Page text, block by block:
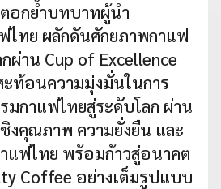
ตอกย้ำบทบาทผู้นำ
ไทย ผลักดันศักยภาพกาแฟ
ผ่าน Cup of Excellence
ะท้อนความมุ่งมั่นในการ
มกาแฟไทยสู่ระดับโลก ผ่าน
งคุณภาพ ความยั่งยืน และ
แฟไทย พร้อมก้าวสู่อนาคต
Coffee อย่างเต็มรูปแบบ